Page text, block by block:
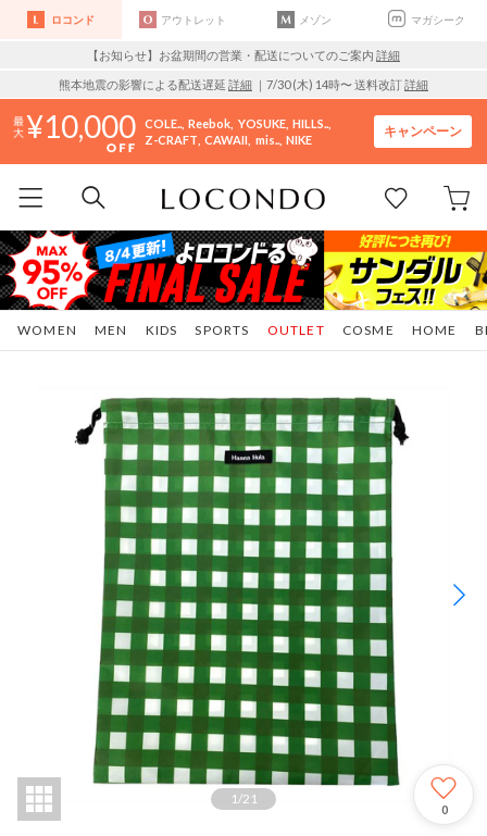
ロコンド アウトレット メゾン マガシーク
【お知らせ】お盆期間の営業・配送についてのご案内 詳細
熊本地震の影響による配送遅延 詳細 ｜7/30 (木) 14時〜 送料改訂詳細
10,000 COLE.. Reebok YOSUKE HILLS..
Z-CRAFT CAWAII mis.. NIKE
キャンペーン
WOMEN MEN KIDS SPORTS COSME HOME
OUTLET
1/21
0